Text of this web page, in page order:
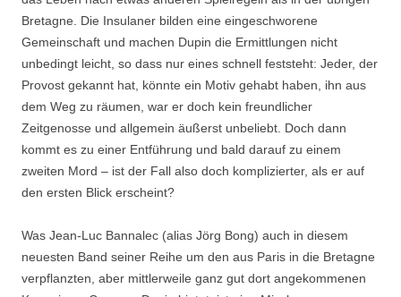
Bretagne. Die Insulaner bilden eine eingeschworene
Gemeinschaft und machen Dupin die Ermittlungen nicht
unbedingt leicht, so dass nur eines schnell feststeht: Jeder, der
Provost gekannt hat, könnte ein Motiv gehabt haben, ihn aus
dem Weg zu räumen, war er doch kein freundlicher
Zeitgenosse und allgemein äußerst unbeliebt. Doch dann
kommt es zu einer Entführung und bald darauf zu einem
zweiten Mord – ist der Fall also doch komplizierter, als er auf
den ersten Blick erscheint?
Was Jean-Luc Bannalec (alias Jörg Bong) auch in diesem
neuesten Band seiner Reihe um den aus Paris in die Bretagne
verpflanzten, aber mittlerweile ganz gut dort angekommenen